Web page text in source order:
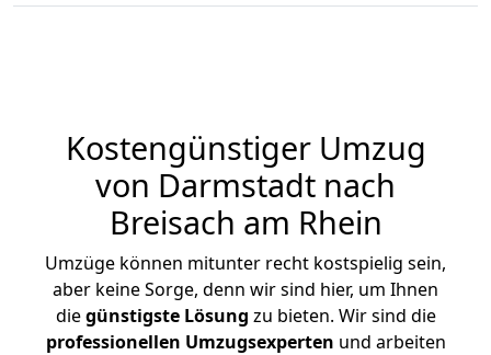
Kostengünstiger Umzug
von Darmstadt nach
Breisach am Rhein
Umzüge können mitunter recht kostspielig sein,
aber keine Sorge, denn wir sind hier, um Ihnen
diegünstigste Lösung zu bieten. Wir sind die
professionellen Umzugsexperten und arbeiten